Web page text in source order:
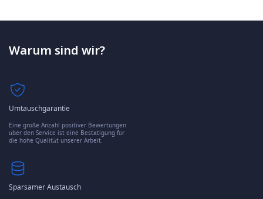
Warum sind wir?
Umtauschgarantie
Eine große Anzahl positiver Bewertungen
über den Service ist eine Bestätigung für
die hohe Qualität unserer Arbeit.
Sparsamer Austausch